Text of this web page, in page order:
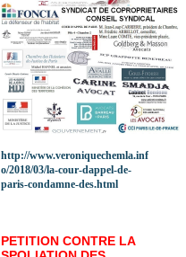
http://www.veroniquechemla.inf
o/2018/03/la-cour-dappel-de-
paris-condamne-des.html
PETITION CONTRE LA